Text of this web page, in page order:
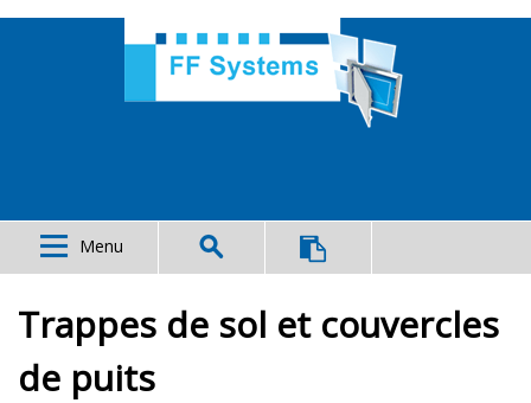
Menu
Trappes de sol et couvercles
de puits